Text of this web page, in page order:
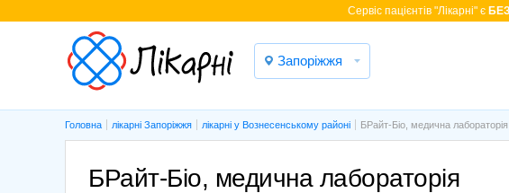
Cервіс пацієнтів "Лікарні" є
Запоріжжя
Головна лікарні Запоріжжя лікарні у Вознесенському районі БРайт-Біо, медична лабораторія
БРайт-Біо, медична лабораторія